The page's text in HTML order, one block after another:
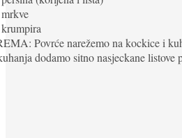
Povrće narežemo na kockice i
dodamo sitno nasjeckane listove